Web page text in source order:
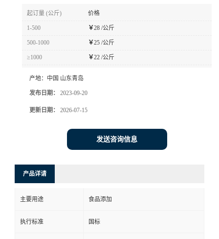
起订量 (公斤) 价格
1-500 ￥28 /公斤
500-1000 ￥25 /公斤
≥1000 ￥22 /公斤
产地： 中国 山东青岛
发布日期： 2023-09-20
更新日期： 2026-07-15
发送咨询信息
产品详请
主要用途 食品添加
执行标准 国标